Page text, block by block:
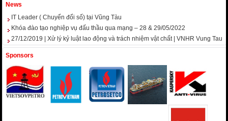
News
IT Leader ( Chuyển đổi số) tại Vũng Tàu
Khóa đào tạo nghiệp vụ đấu thầu qua mạng – 28 & 29/05/2022
27/12/2019 | Xử lý kỷ luật lao động và trách nhiệm vật chất | VNHR Vung Tau
Sponsors